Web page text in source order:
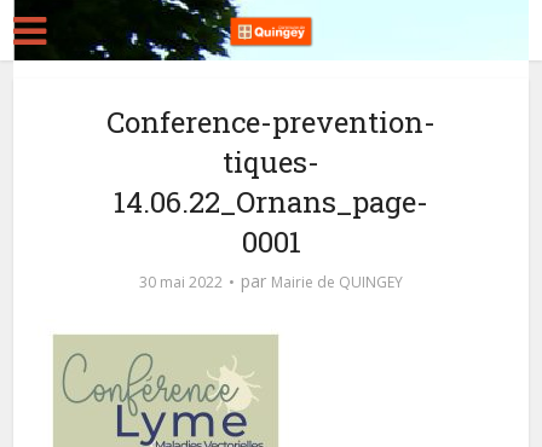
Conference-prevention-
tiques-
14.06.22_Ornans_page-
0001
30 mai 2022 par Mairie de QUINGEY